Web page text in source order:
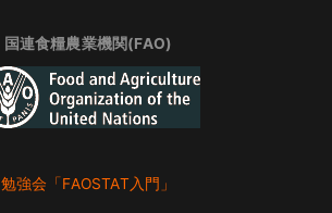
国連食糧農業機関(FAO)
勉強会「FAOSTAT入門」